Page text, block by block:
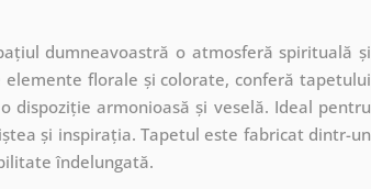
dumneavoastră o atmosferă spirituală și
florale și colorate, conferă tapetului
dispoziție armonioasă și veselă. Ideal pentru
și inspirația. Tapetul este fabricat dintr-un
îndelungată.